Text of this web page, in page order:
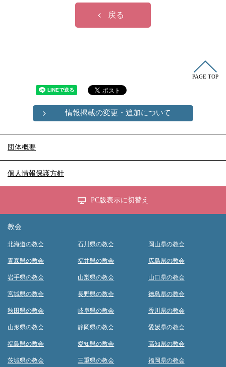
戻る
PAGE TOP
情報掲載の変更・追加について
団体概要
個人情報保護方針
PC版表示に切替え
教会
北海道の教会
青森県の教会
岩手県の教会
宮城県の教会
秋田県の教会
山形県の教会
福島県の教会
茨城県の教会
石川県の教会
福井県の教会
山梨県の教会
長野県の教会
岐阜県の教会
静岡県の教会
愛知県の教会
三重県の教会
岡山県の教会
広島県の教会
山口県の教会
徳島県の教会
香川県の教会
愛媛県の教会
高知県の教会
福岡県の教会